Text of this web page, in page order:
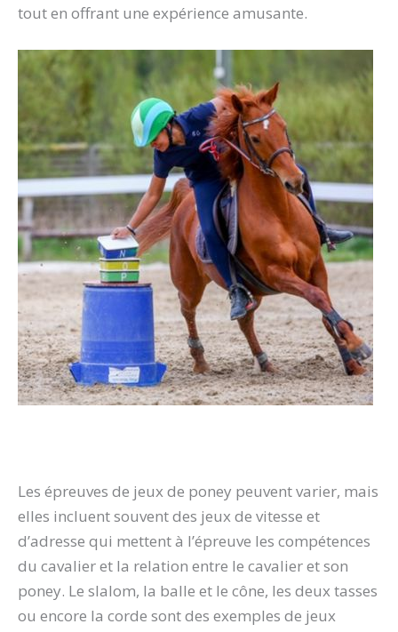
tout en offrant une expérience amusante.
Les épreuves de jeux de poney peuvent varier, mais
elles incluent souvent des jeux de vitesse et
d’adresse qui mettent à l’épreuve les compétences
du cavalier et la relation entre le cavalier et son
poney. Le slalom, la balle et le cône, les deux tasses
ou encore la corde sont des exemples de jeux